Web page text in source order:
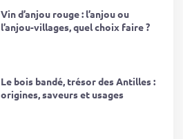
Vin d’anjou rouge : l’anjou ou
l’anjou-villages, quel choix faire ?
Le bois bandé, trésor des Antilles :
origines, saveurs et usages